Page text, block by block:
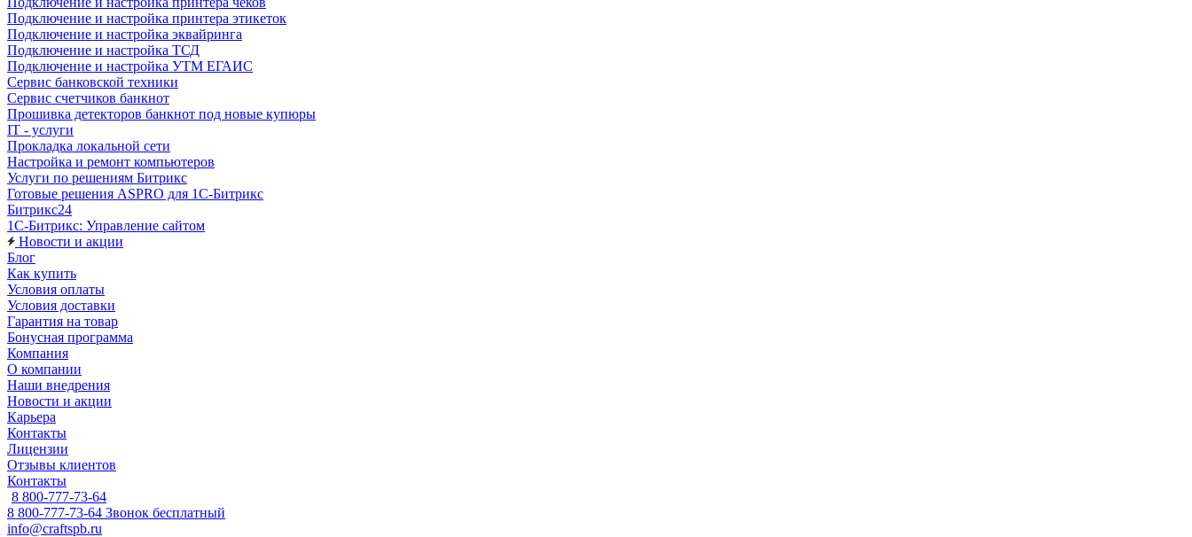
Подключение и настройка принтера этикеток
Подключение и настройка эквайринга
Подключение и настройка ТСД
Подключение и настройка УТМ ЕГАИС
Сервис банковской техники
Сервис счетчиков банкнот
Прошивка детекторов банкнот под новые купюры
IT - услуги
Прокладка локальной сети
Настройка и ремонт компьютеров
Услуги по решениям Битрикс
Готовые решения ASPRO для 1С-Битрикс
Битрикс24
1С-Битрикс: Управление сайтом
Новости и акции
Блог
Как купить
Условия оплаты
Условия доставки
Гарантия на товар
Бонусная программа
Компания
О компании
Наши внедрения
Новости и акции
Карьера
Контакты
Лицензии
Отзывы клиентов
Контакты
8 800-777-73-64
8 800-777-73-64 Звонок бесплатный
info@craftspb.ru